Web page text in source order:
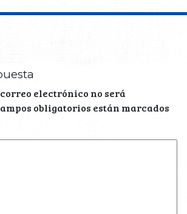
electrónico no será
obligatorios están marcados